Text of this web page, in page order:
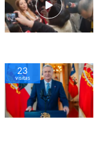
23
visitas